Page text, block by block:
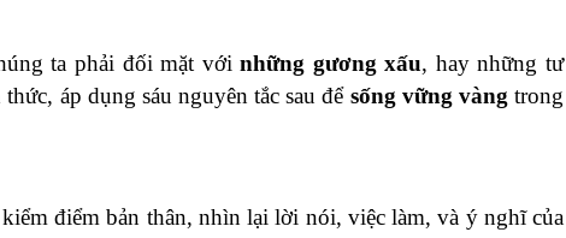
ta phải đối mặt vớinhững gương xấu, hay những tư
áp dụng sáu nguyên tắc sau để sống vững vàng trong
điểm bản thân, nhìn lại lời nói, việc làm, và ý nghĩ của